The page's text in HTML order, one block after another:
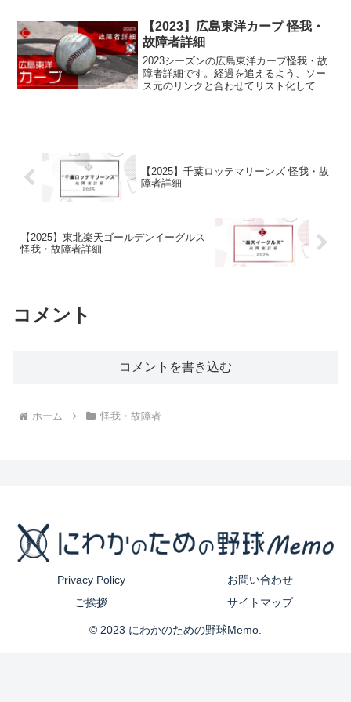
【2023】広島東洋カープ 怪我・
故障者詳細
2023シーズンの広島東洋カープ怪我・故
障者詳細です。経過を追えるよう、ソー
ス元のリンクと合わせてリスト化してい
【2025】千葉ロッテマリーンズ 怪我・故
障者詳細
【2025】東北楽天ゴールデンイーグルス
怪我・故障者詳細
コメント
コメントを書き込む
ホーム 怪我・故障者
Privacy Policy
お問い合わせ
ご挨拶
サイトマップ
© 2023 にわかのための野球Memo.